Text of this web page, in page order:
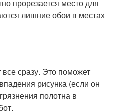
прорезается место для
лишние обои в местах
сразу. Это поможет
рисунка (если он
полотна в